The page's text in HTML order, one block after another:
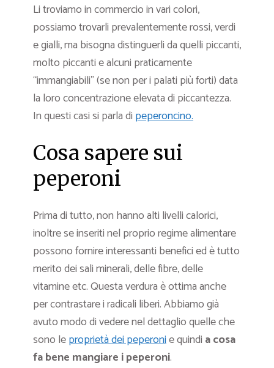
Li troviamo in commercio in vari colori,
possiamo trovarli prevalentemente rossi, verdi
e gialli, ma bisogna distinguerli da quelli piccanti,
molto piccanti e alcuni praticamente
“immangiabili” (se non per i palati più forti) data
la loro concentrazione elevata di piccantezza.
In questi casi si parla di peperoncino.
Cosa sapere sui
peperoni
Prima di tutto, non hanno alti livelli calorici,
inoltre se inseriti nel proprio regime alimentare
possono fornire interessanti benefici ed è tutto
merito dei sali minerali, delle fibre, delle
vitamine etc. Questa verdura è ottima anche
per contrastare i radicali liberi. Abbiamo già
avuto modo di vedere nel dettaglio quelle che
sono leproprietà dei peperonie quindi a cosa
fa bene mangiare i peperoni.